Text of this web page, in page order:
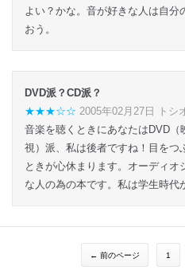
よい？かな。音が好きな人は自分
おう。
DVD派？CD派？
★★★☆☆ 2005年02月27日 トシ
音楽を聴くときにあなたはDVD（
視）派、私は後者ですね！目をつ
ときが心休まります。オーディオ
な人の為の本です。私は学生時代
← 前のページ 1